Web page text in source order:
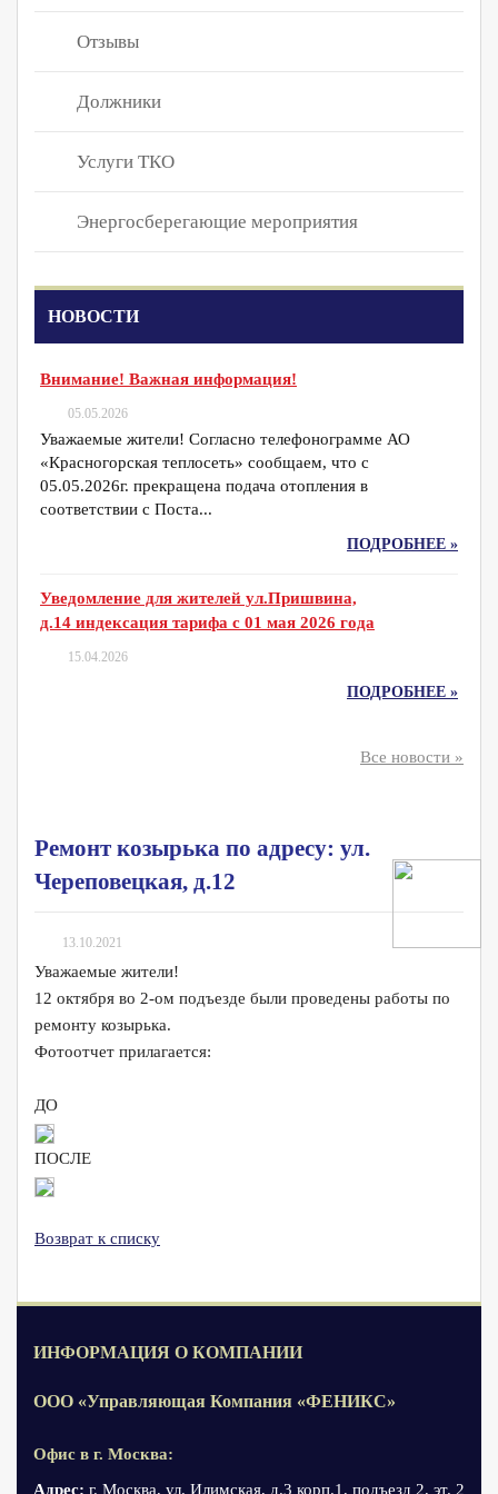
Отзывы
Должники
Услуги ТКО
Энергосберегающие мероприятия
НОВОСТИ
Внимание! Важная информация!
05.05.2026
Уважаемые жители! Согласно телефонограмме АО
«Красногорская теплосеть» сообщаем, что с
05.05.2026г. прекращена подача отопления в
соответствии с Поста...
ПОДРОБНЕЕ »
Уведомление для жителей ул.Пришвина,
д.14 индексация тарифа с 01 мая 2026 года
15.04.2026
ПОДРОБНЕЕ »
Все новости »
Ремонт козырька по адресу: ул.
Череповецкая, д.12
13.10.2021
Уважаемые жители!
12 октября во 2-ом подъезде были проведены работы по
ремонту козырька.
Фотоотчет прилагается:
ДО
ПОСЛЕ
Возврат к списку
ИНФОРМАЦИЯ О КОМПАНИИ
ООО «Управляющая Компания «ФЕНИКС»
Офис в г. Москва:
Адрес: г. Москва, ул. Илимская, д.3 корп.1, подъезд 2, эт. 2